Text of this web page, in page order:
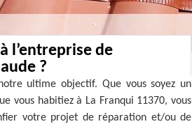
l’entreprise de
?
ultime objectif. Que vous soyez un
vous habitiez à La Franqui 11370, vous
votre projet de réparation et/ou de